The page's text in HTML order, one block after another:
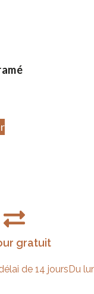
gratuit
de 14 jours Du